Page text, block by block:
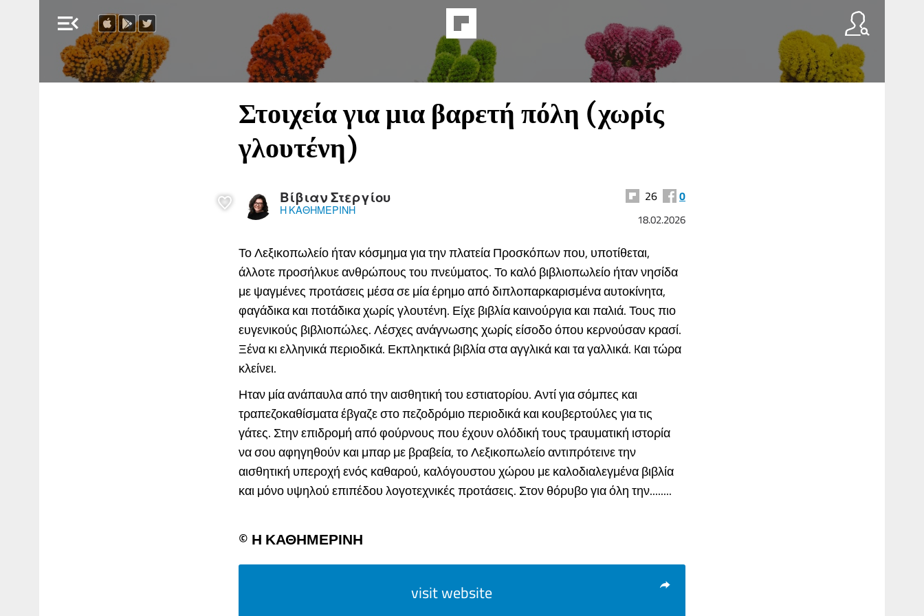
menu_open
Στοιχεία για μια βαρετή πόλη (χωρίς
γλουτένη)
Βίβιαν Στεργίου
Η ΚΑΘΗΜΕΡΙΝΗ
26 0
18.02.2026
Το Λεξικοπωλείο ήταν κόσμημα για την πλατεία Προσκόπων που, υποτίθεται,
άλλοτε προσήλκυε ανθρώπους του πνεύματος. Το καλό βιβλιοπωλείο ήταν νησίδα
με ψαγμένες προτάσεις μέσα σε μία έρημο από διπλοπαρκαρισμένα αυτοκίνητα,
φαγάδικα και ποτάδικα χωρίς γλουτένη. Είχε βιβλία καινούργια και παλιά. Τους πιο
ευγενικούς βιβλιοπώλες. Λέσχες ανάγνωσης χωρίς είσοδο όπου κερνούσαν κρασί.
Ξένα κι ελληνικά περιοδικά. Εκπληκτικά βιβλία στα αγγλικά και τα γαλλικά. Kαι τώρα
κλείνει.
Ηταν μία ανάπαυλα από την αισθητική του εστιατορίου. Αντί για σόμπες και
τραπεζοκαθίσματα έβγαζε στο πεζοδρόμιο περιοδικά και κουβερτούλες για τις
γάτες. Στην επιδρομή από φούρνους που έχουν ολόδική τους τραυματική ιστορία
να σου αφηγηθούν και μπαρ με βραβεία, το Λεξικοπωλείο αντιπρότεινε την
αισθητική υπεροχή ενός καθαρού, καλόγουστου χώρου με καλοδιαλεγμένα βιβλία
και μόνο υψηλού επιπέδου λογοτεχνικές προτάσεις. Στον θόρυβο για όλη την........
© Η ΚΑΘΗΜΕΡΙΝΗ
visit website